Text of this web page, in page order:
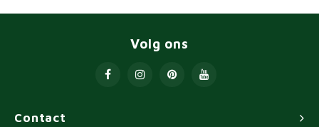
Contact
Volg ons